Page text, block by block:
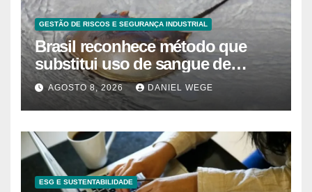
GESTÃO DE RISCOS E SEGURANÇA INDUSTRIAL
Brasil reconhece método que
substitui uso de sangue de
caranguejo-ferradura em testes
farmacêuticos
AGOSTO 8, 2026 DANIEL WEGE
ESG E SUSTENTABILIDADE